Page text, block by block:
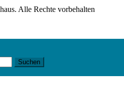
Alle Rechte vorbehalten
Suchen